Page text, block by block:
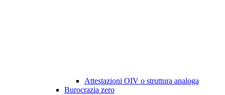
Attestazioni OIV o struttura analoga
Burocrazia zero